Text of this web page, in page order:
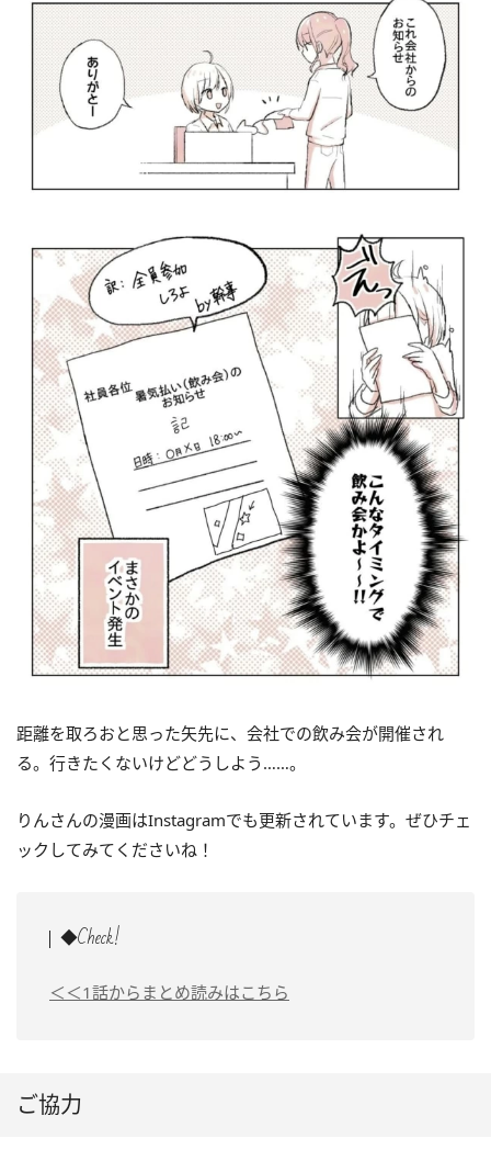
距離を取ろおと思った矢先に、会社での飲み会が開催され
る。行きたくないけどどうしよう……。
りんさんの漫画はInstagramでも更新されています。ぜひチェ
ックしてみてくださいね！
◆Check!
＜＜1話からまとめ読みはこちら
ご協力